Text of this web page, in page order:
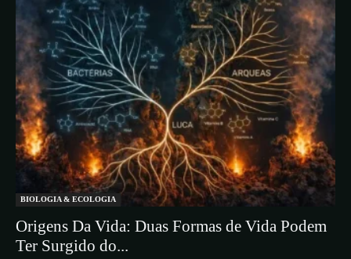
BIOLOGIA & ECOLOGIA
Origens Da Vida: Duas Formas de Vida Podem
Ter Surgido do...